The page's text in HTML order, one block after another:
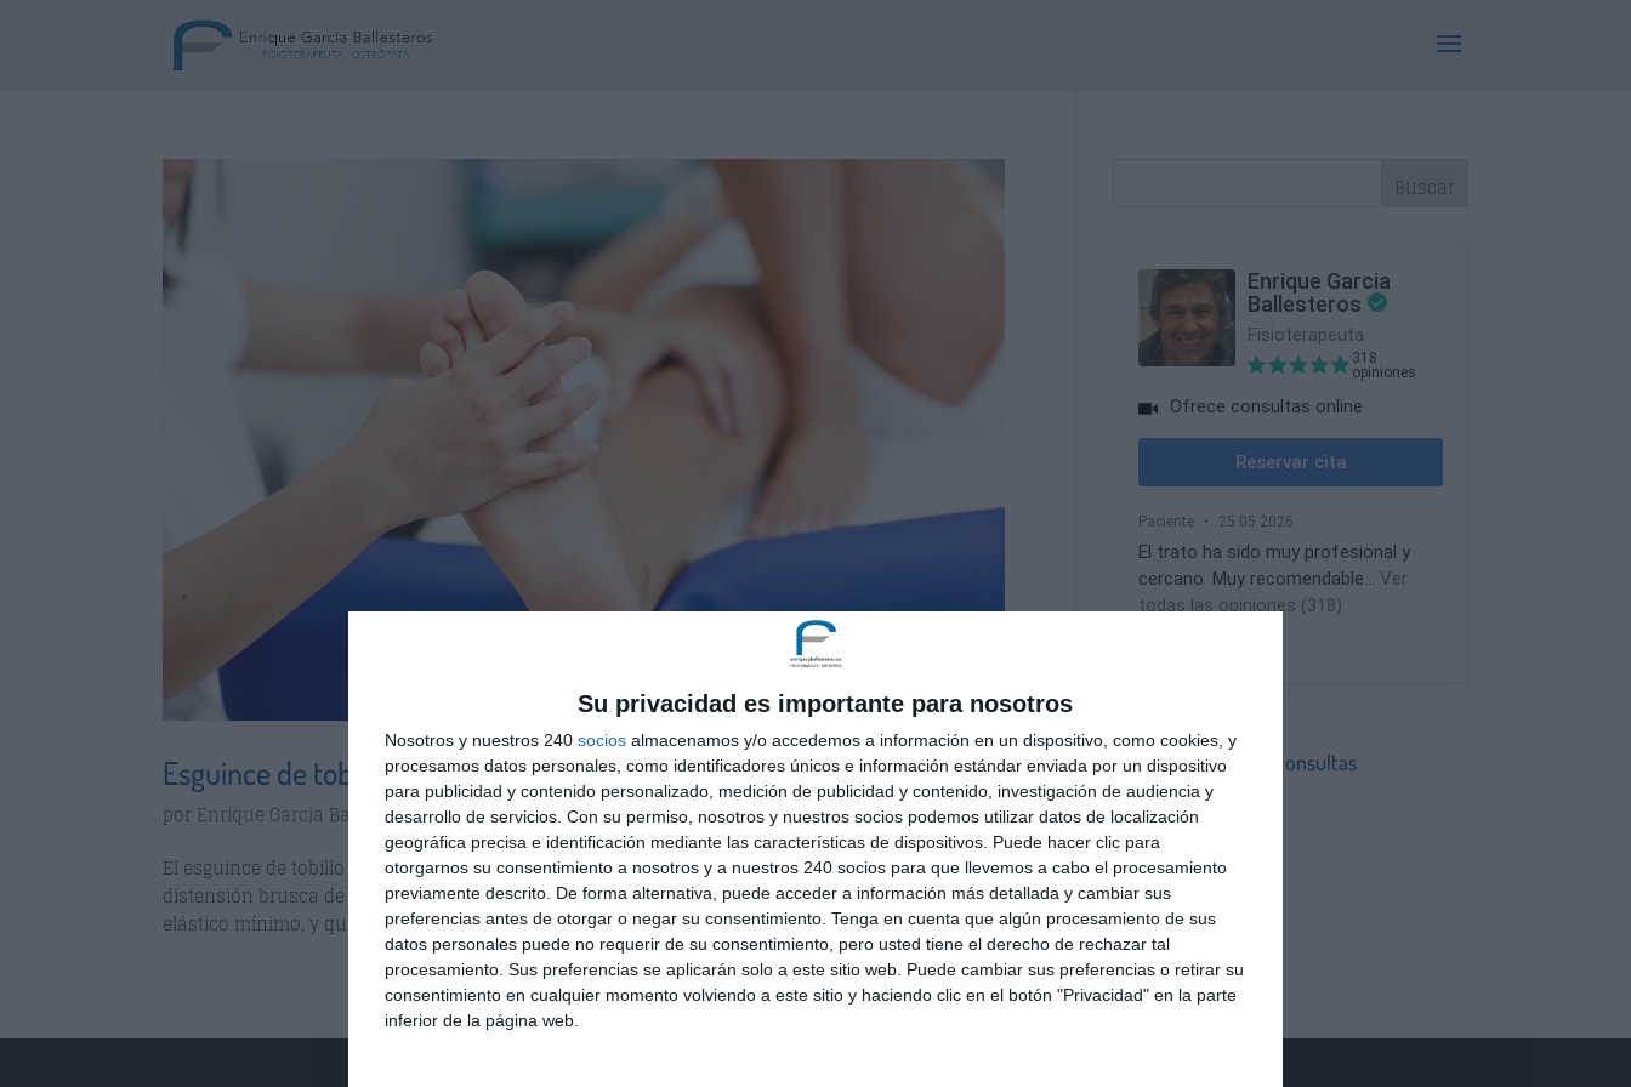
Su privacidad es importante para nosotros
Nosotros y nuestros 240 socios almacenamos y/o accedemos a información en un dispositivo, como cookies, y
procesamos datos personales, como identificadores únicos e información estándar enviada por un dispositivo
para publicidad y contenido personalizado, medición de publicidad y contenido, investigación de audiencia y
desarrollo de servicios. Con su permiso, nosotros y nuestros socios podemos utilizar datos de localización
geográfica precisa e identificación mediante las características de dispositivos. Puede hacer clic para
otorgarnos su consentimiento a nosotros y a nuestros 240 socios para que llevemos a cabo el procesamiento
previamente descrito. De forma alternativa, puede acceder a información más detallada y cambiar sus
preferencias antes de otorgar o negar su consentimiento. Tenga en cuenta que algún procesamiento de sus
datos personales puede no requerir de su consentimiento, pero usted tiene el derecho de rechazar tal
procesamiento. Sus preferencias se aplicarán solo a este sitio web. Puede cambiar sus preferencias o retirar su
consentimiento en cualquier momento volviendo a este sitio y haciendo clic en el botón "Privacidad" en la parte
inferior de la página web.
Esguince de tobillo
por Enrique Garcia Ballesteros|May 5, 2014|Lesiones
El esguince de tobillo es una de las lesiones mas típica del pie. La lesión se produce por una
distensión brusca de los ligamentos. Hay que recordar que los ligamentos tienen un poder
elástico mínimo, y que su función es la de dar estabilidad a las articulaciones....
Estas son nuestras consultas
Consulta en Sevilla
Consulta en Madrid